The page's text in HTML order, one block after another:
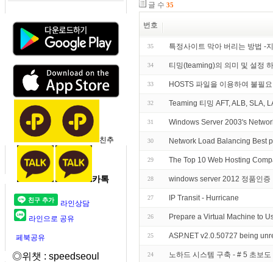
친추
카톡
라인상담
라인으로 공유
페북공유
◎위챗 : speedseoul
글 수 35
번호
35 특정사이트 막아 버리는 방법 -
34 티밍(teaming)의 의미 및 설정
33 HOSTS 파일을 이용하여 불필
32 Teaming 티밍 AFT, ALB, SLA,
31 Windows Server 2003's
30 Network Load Balancing Best
29 The Top 10 Web Hosting
28 windows server 2012 정품인증
27 IP Transit - Hurricane
26 Prepare a Virtual Machine to
25 ASP.NET v2.0.50727 being
24 노하드 시스템 구축 - # 5 초보